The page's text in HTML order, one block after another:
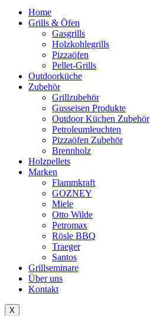
Home
Grills & Öfen
Gasgrills
Holzkohlegrills
Pizzaöfen
Pellet-Grills
Outdoorküche
Zubehör
Grillzubehör
Gusseisen Produkte
Outdoor Küchen Zubehör
Petroleumleuchten
Pizzaöfen Zubehör
Brennholz
Holzpellets
Marken
Flammkraft
GOZNEY
Miele
Otto Wilde
Petromax
Rösle BBQ
Traeger
Santos
Grillseminare
Über uns
Kontakt
X